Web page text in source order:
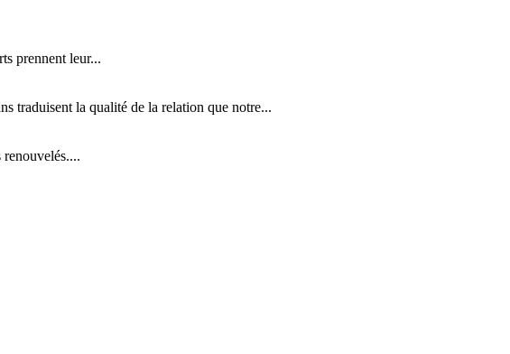
prennent leur...
traduisent la qualité de la relation que notre...
renouvelés....